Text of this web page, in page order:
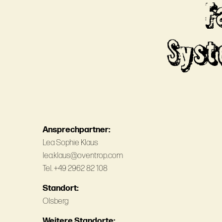
Ansprechpartner:
Lea Sophie Klaus
lea.klaus@oventrop.com
Tel. +49 2962 82 108
Standort:
Olsberg